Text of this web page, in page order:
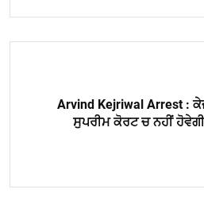
Arvind Kejriwal Arrest :
ਸੁਪਰੀਮ ਕੋਰਟ ਚ ਨਹੀਂ